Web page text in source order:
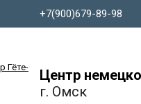
+7(900)679-89-98
Центр
г. Омск